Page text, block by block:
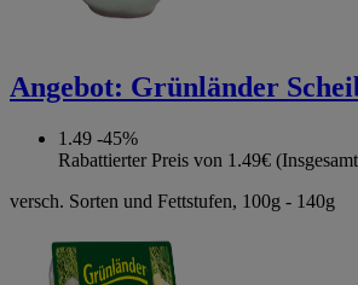
Angebot: Grünländer
1.49 -45%
Rabattierter Preis von 1.49€
versch. Sorten und Fettstufen, 100g - 140g